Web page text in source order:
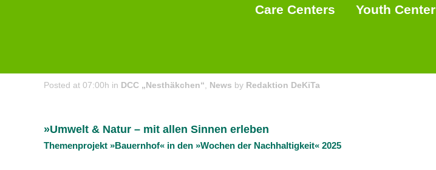
Care Centers Youth Center
Posted at 07:00h in DCC „Nesthäkchen“ News by Redaktion DeKiTa
»Umwelt & Natur – mit allen Sinnen erleben
Themenprojekt »Bauernhof« in den »Wochen der Nachhaltigkeit« 2025